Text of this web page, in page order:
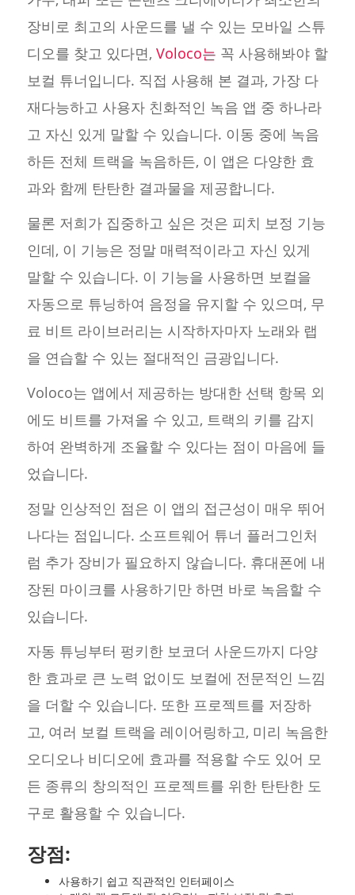
장비로 최고의 사운드를 낼 수 있는 모바일 스튜
디오를 찾고 있다면, Voloco는 꼭 사용해봐야 할
보컬 튜너입니다. 직접 사용해 본 결과, 가장 다
재다능하고 사용자 친화적인 녹음 앱 중 하나라
고 자신 있게 말할 수 있습니다. 이동 중에 녹음
하든 전체 트랙을 녹음하든, 이 앱은 다양한 효
과와 함께 탄탄한 결과물을 제공합니다.
물론 저희가 집중하고 싶은 것은 피치 보정 기능
인데, 이 기능은 정말 매력적이라고 자신 있게
말할 수 있습니다. 이 기능을 사용하면 보컬을
자동으로 튜닝하여 음정을 유지할 수 있으며, 무
료 비트 라이브러리는 시작하자마자 노래와 랩
을 연습할 수 있는 절대적인 금광입니다.
Voloco는 앱에서 제공하는 방대한 선택 항목 외
에도 비트를 가져올 수 있고, 트랙의 키를 감지
하여 완벽하게 조율할 수 있다는 점이 마음에 들
었습니다.
정말 인상적인 점은 이 앱의 접근성이 매우 뛰어
나다는 점입니다. 소프트웨어 튜너 플러그인처
럼 추가 장비가 필요하지 않습니다. 휴대폰에 내
장된 마이크를 사용하기만 하면 바로 녹음할 수
있습니다.
자동 튜닝부터 펑키한 보코더 사운드까지 다양
한 효과로 큰 노력 없이도 보컬에 전문적인 느낌
을 더할 수 있습니다. 또한 프로젝트를 저장하
고, 여러 보컬 트랙을 레이어링하고, 미리 녹음한
오디오나 비디오에 효과를 적용할 수도 있어 모
든 종류의 창의적인 프로젝트를 위한 탄탄한 도
구로 활용할 수 있습니다.
장점:
사용하기 쉽고 직관적인 인터페이스